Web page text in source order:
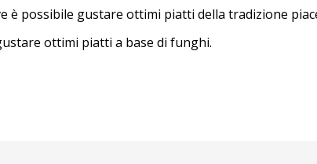
è possibile gustare ottimi piatti della tradizione
ottimi piatti a base di funghi.